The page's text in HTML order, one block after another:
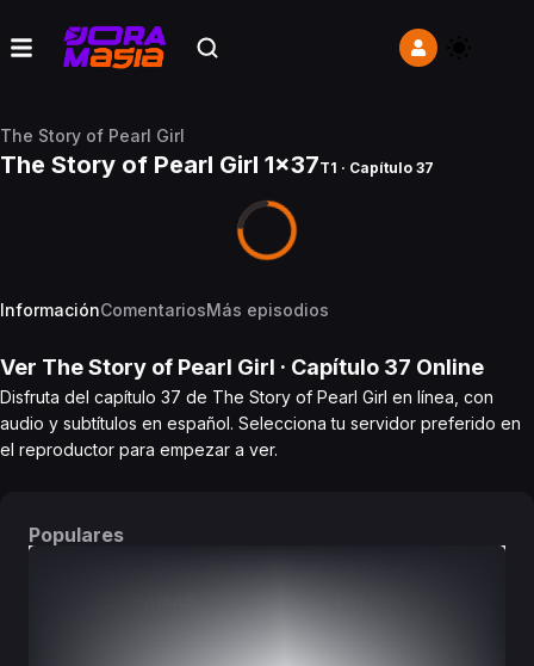
The Story of Pearl Girl
The Story of Pearl Girl 1x37T1 · Capítulo 37
InformaciónComentariosMás episodios
Ver The Story of Pearl Girl · Capítulo 37 Online
Disfruta del capítulo 37 de The Story of Pearl Girl en línea, con
audio y subtítulos en español. Selecciona tu servidor preferido en
el reproductor para empezar a ver.
Populares